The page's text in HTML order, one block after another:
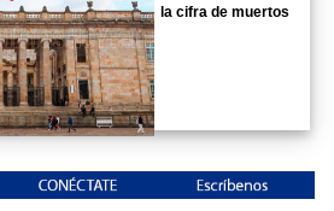
la cifra de muertos